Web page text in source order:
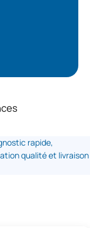
rapide,
qualité et livraison